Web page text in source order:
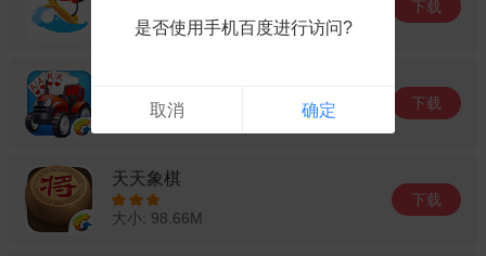
大小: 26.63M
下载
大小: 78.49M
下载
天天象棋
大小: 98.66M
下载
是否使用手机百度进行访问?
取消 确定